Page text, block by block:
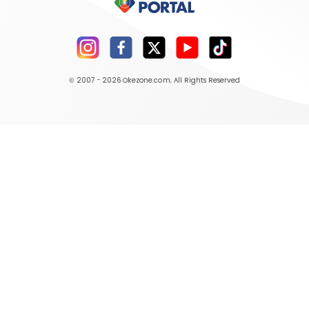
© 2007 - 2026 Okezone.com, All Rights Reserved